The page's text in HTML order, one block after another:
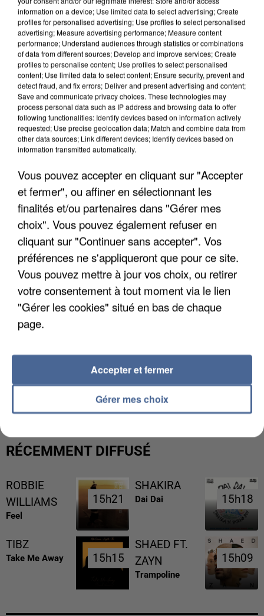
INTERMARCHÉ APRÈS UNE...
LES FRANÇAIS, FANS DE LA FLEMME
RÉCEMMENT DIFFUSÉ
ROBBIE
WILLIAMS
Feel
15h21
15h21
SHAKIRA
Dai Dai 15h18
15h18
TIBZ
Take Me Away 15h15
15h15
SHAED FT.
ZAYN
Trampoline
15h09
15h09
information on a device; Use limited data to select advertising; Create
profiles for personalised advertising; Use profiles to select personalised
advertising; Measure advertising performance; Measure content
performance; Understand audiences through statistics or combinations
of data from different sources; Develop and improve services; Create
profiles to personalise content; Use profiles to select personalised
content; Use limited data to select content; Ensure security, prevent and
detect fraud, and fix errors; Deliver and present advertising and content;
Save and communicate privacy choices. These technologies may
process personal data such as IP address and browsing data to offer
following functionalities: Identify devices based on information actively
requested; Use precise geolocation data; Match and combine data from
other data sources; Link different devices; Identify devices based on
information transmitted automatically.
Vous pouvez accepter en cliquant sur "Accepter
et fermer", ou affiner en sélectionnant les
finalités et/ou partenaires dans "Gérer mes
choix". Vous pouvez également refuser en
cliquant sur "Continuer sans accepter". Vos
préférences ne s'appliqueront que pour ce site.
Vous pouvez mettre à jour vos choix, ou retirer
votre consentement à tout moment via le lien
"Gérer les cookies" situé en bas de chaque
page.
Gérer mes choix
Accepter et fermer